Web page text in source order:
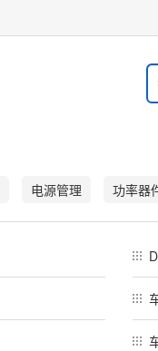
电源管理 功率器